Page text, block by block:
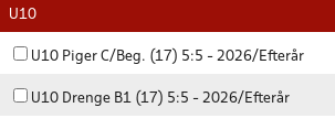
U10
U10 Piger C/Beg. (17) 5:5 - 2026/Efterår
U10 Drenge B1 (17) 5:5 - 2026/Efterår